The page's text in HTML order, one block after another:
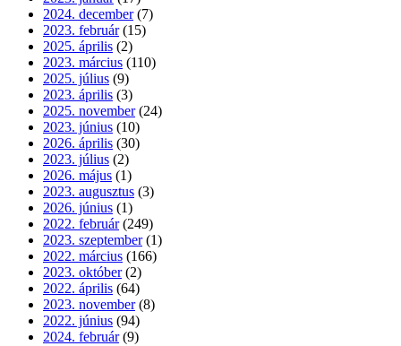
2024. december (7)
2023. február (15)
2025. április (2)
2023. március (110)
2025. július (9)
2023. április (3)
2025. november (24)
2023. június (10)
2026. április (30)
2023. július (2)
2026. május (1)
2023. augusztus (3)
2026. június (1)
2022. február (249)
2023. szeptember (1)
2022. március (166)
2023. október (2)
2022. április (64)
2023. november (8)
2022. június (94)
2024. február (9)